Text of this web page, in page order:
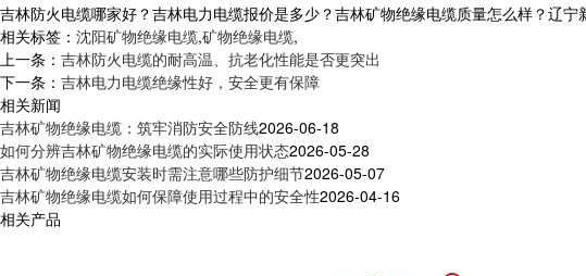
吉林防火电缆哪家好？吉林电力电缆报价是多少？吉林矿物绝缘电缆质量怎么样？辽
相关标签： 沈阳矿物绝缘电缆,矿物绝缘电缆,
上一条： 吉林防火电缆的耐高温、抗老化性能是否更突出
下一条： 吉林电力电缆绝缘性好，安全更有保障
相关新闻
吉林矿物绝缘电缆：筑牢消防安全防线2026-06-18
如何分辨吉林矿物绝缘电缆的实际使用状态2026-05-28
吉林矿物绝缘电缆安装时需注意哪些防护细节2026-05-07
吉林矿物绝缘电缆如何保障使用过程中的安全性2026-04-16
相关产品